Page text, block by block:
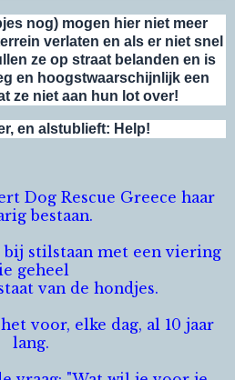
nog) mogen hier niet meer
verlaten en als er niet snel
ze op straat belanden en is
en hoogstwaarschijnlijk een
ze niet aan hun lot over!
en alstublieft: Help!
Dog Rescue Greece haar
bestaan.
stilstaan met een viering
geheel
van de hondjes.
voor, elke dag, al 10 jaar
lang.